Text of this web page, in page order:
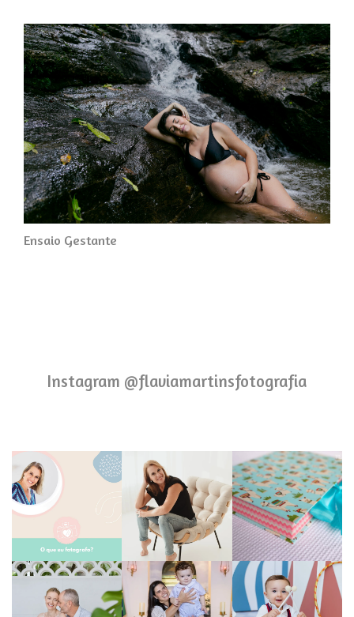
Ensaio Gestante
Instagram @flaviamartinsfotografia